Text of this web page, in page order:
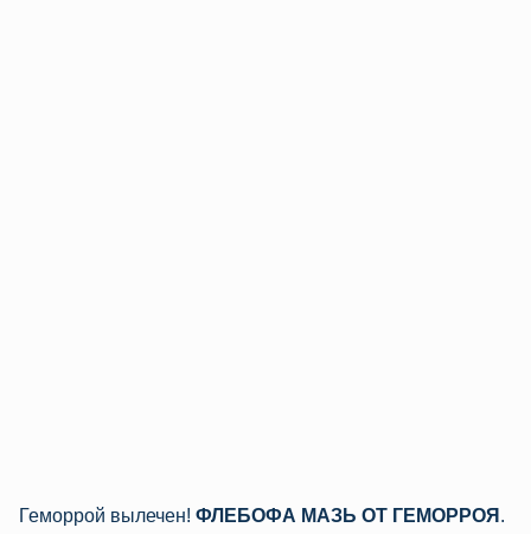
Геморрой вылечен! ФЛЕБОФА МАЗЬ ОТ ГЕМОРРОЯ .